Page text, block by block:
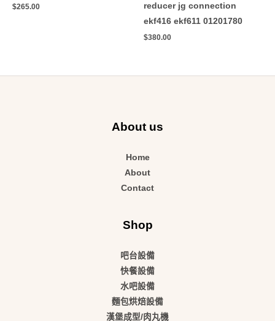
$265.00
reducer jg connection
ekf416 ekf611 01201780
$380.00
About us
Home
About
Contact
Shop
吧台設備
快餐設備
水吧設備
麵包烘焙設備
漢堡成型/肉丸機